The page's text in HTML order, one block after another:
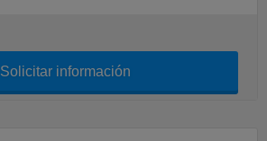
Solicitar información